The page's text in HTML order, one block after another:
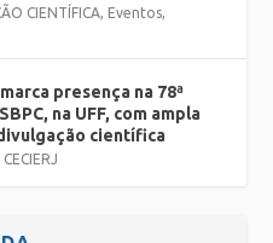
CIENTÍFICA, Eventos,
presença na 78ª
na UFF, com ampla
científica